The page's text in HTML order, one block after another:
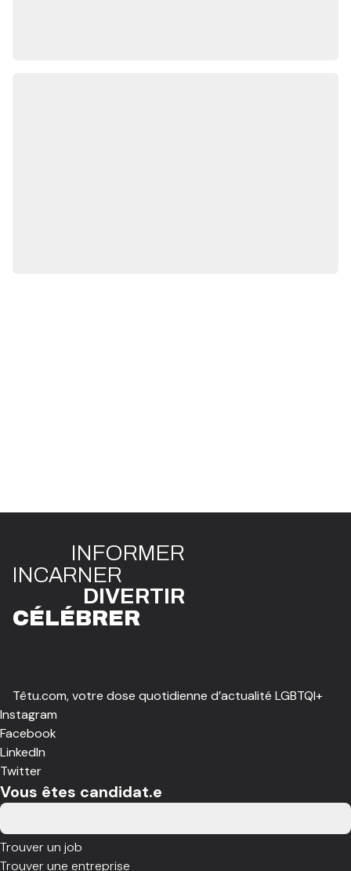
INFORMER
INCARNER
DIVERTIR
CÉLÉBRER
Têtu.com, votre dose quotidienne d’actualité LGBTQI+
Instagram
Facebook
LinkedIn
Twitter
Vous êtes candidat.e
Trouver un job
Trouver une entreprise